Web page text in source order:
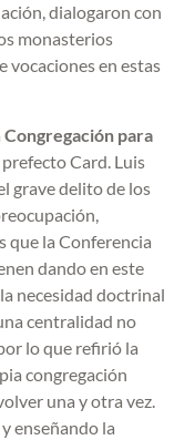
dialogaron con
monasterios
vocaciones en estas
Congregación para
prefecto Card. Luis
grave delito de los
que la Conferencia
dando en este
necesidad doctrinal
centralidad no
lo que refirió la
congregación
una y otra vez.
enseñando la